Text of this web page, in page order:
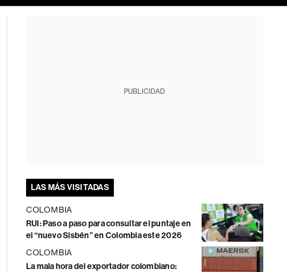
PUBLICIDAD
LAS MÁS VISITADAS
COLOMBIA
RUI: Paso a paso para consultar el puntaje en
el “nuevo Sisbén” en Colombia este 2026
COLOMBIA
La mala hora del exportador colombiano: